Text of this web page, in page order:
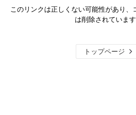
このリンクは正しくない可能性があり、
は削除されています
トップページ